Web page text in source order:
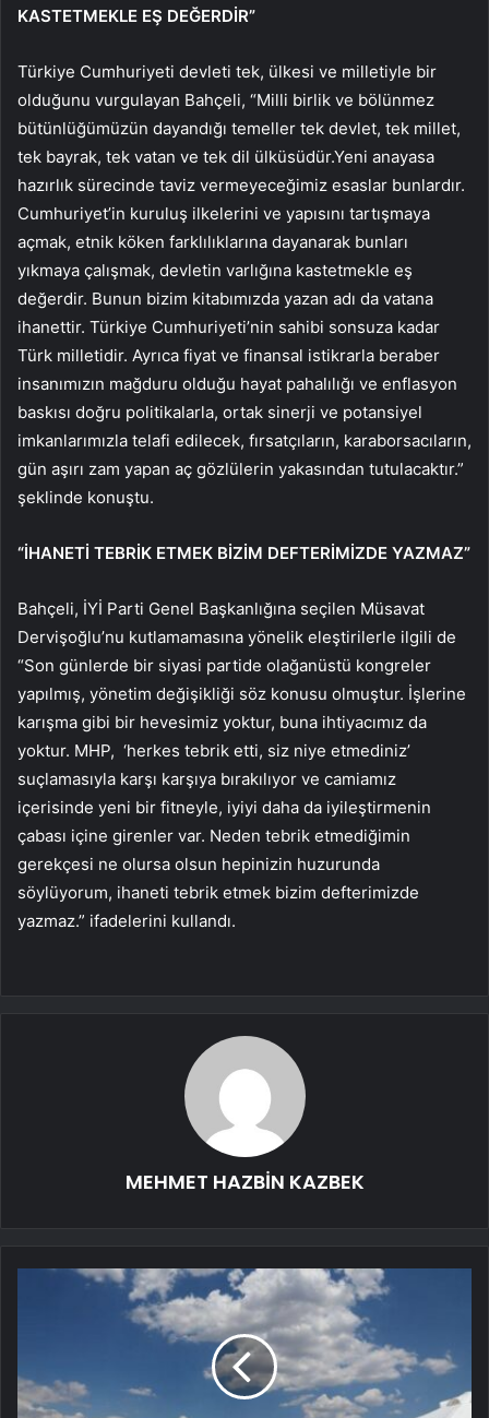
KASTETMEKLE EŞ DEĞERDİR”
Türkiye Cumhuriyeti devleti tek, ülkesi ve milletiyle bir
olduğunu vurgulayan Bahçeli, “Milli birlik ve bölünmez
bütünlüğümüzün dayandığı temeller tek devlet, tek millet,
tek bayrak, tek vatan ve tek dil ülküsüdür.Yeni anayasa
hazırlık sürecinde taviz vermeyeceğimiz esaslar bunlardır.
Cumhuriyet’in kuruluş ilkelerini ve yapısını tartışmaya
açmak, etnik köken farklılıklarına dayanarak bunları
yıkmaya çalışmak, devletin varlığına kastetmekle eş
değerdir. Bunun bizim kitabımızda yazan adı da vatana
ihanettir. Türkiye Cumhuriyeti’nin sahibi sonsuza kadar
Türk milletidir. Ayrıca fiyat ve finansal istikrarla beraber
insanımızın mağduru olduğu hayat pahalılığı ve enflasyon
baskısı doğru politikalarla, ortak sinerji ve potansiyel
imkanlarımızla telafi edilecek, fırsatçıların, karaborsacıların,
gün aşırı zam yapan aç gözlülerin yakasından tutulacaktır.”
şeklinde konuştu.
“İHANETİ TEBRİK ETMEK BİZİM DEFTERİMİZDE YAZMAZ”
Bahçeli, İYİ Parti Genel Başkanlığına seçilen Müsavat
Dervişoğlu’nu kutlamamasına yönelik eleştirilerle ilgili de
“Son günlerde bir siyasi partide olağanüstü kongreler
yapılmış, yönetim değişikliği söz konusu olmuştur. İşlerine
karışma gibi bir hevesimiz yoktur, buna ihtiyacımız da
yoktur. MHP, ‘herkes tebrik etti, siz niye etmediniz’
suçlamasıyla karşı karşıya bırakılıyor ve camiamız
içerisinde yeni bir fitneyle, iyiyi daha da iyileştirmenin
çabası içine girenler var. Neden tebrik etmediğimin
gerekçesi ne olursa olsun hepinizin huzurunda
söylüyorum, ihaneti tebrik etmek bizim defterimizde
yazmaz.” ifadelerini kullandı.
MEHMET HAZBİN KAZBEK